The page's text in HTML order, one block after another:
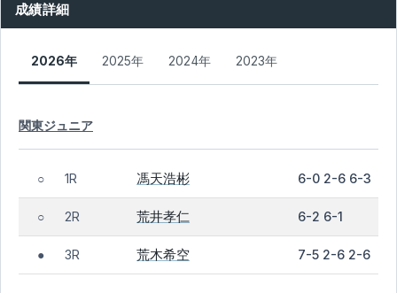
成績詳細
2026年 2025年 2024年 2023年
関東ジュニア
○ 1R 馮天浩彬 6-0 2-6 6-3
○ 2R 荒井孝仁 6-2 6-1
● 3R 荒木希空 7-5 2-6 2-6